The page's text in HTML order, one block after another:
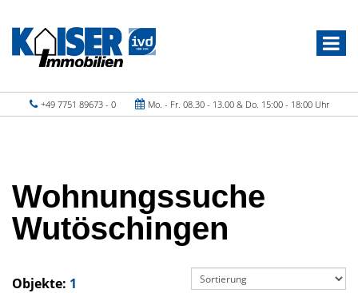
+49 7751 89673 - 0 Mo. - Fr. 08.30 - 13.00 & Do. 15:00 - 18:00 Uhr
Wohnungssuche
Wutöschingen
Objekte: 1